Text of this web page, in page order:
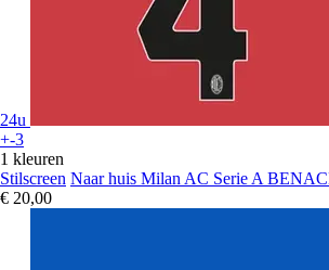
24u
+-3
1 kleuren
Stilscreen Naar huis Milan AC Serie A
€ 20,00